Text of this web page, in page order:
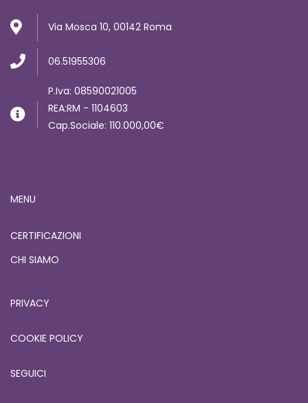
Via Mosca 10, 00142 Roma
06.51955306
P.Iva: 08590021005
REA:RM - 1104603
Cap.Sociale: 110.000,00€
MENU
CERTIFICAZIONI
CHI SIAMO
PRIVACY
COOKIE POLICY
SEGUICI